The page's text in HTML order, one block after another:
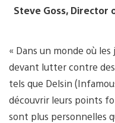
Steve Goss, Director
« Dans un monde où
devant lutter contre des
tels que Delsin
découvrir leurs points
sont plus personnelles